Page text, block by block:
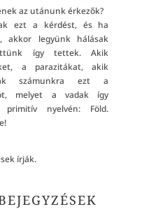
az utánunk érkezők?
ezt a kérdést, és ha
akkor legyünk hálásak
így tettek. Akik
a parazitákat, akik
számunkra ezt a
melyet a vadak így
nyelvén: Föld.
írják.